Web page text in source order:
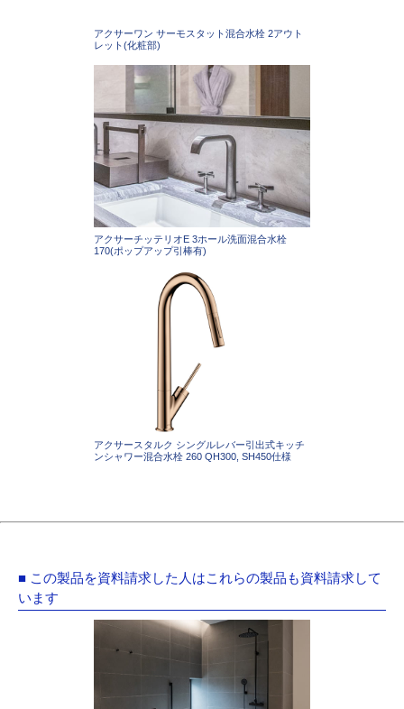
アクサーワン サーモスタット混合水栓 2アウト
レット(化粧部)
アクサーチッテリオE 3ホール洗面混合水栓
170(ポップアップ引棒有)
アクサースタルク シングルレバー引出式キッチ
ンシャワー混合水栓 260 QH300, SH450仕様
■ この製品を資料請求した人はこれらの製品も資料請求して
います